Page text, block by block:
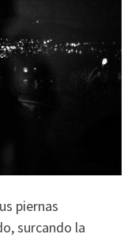
piernas
surcando la